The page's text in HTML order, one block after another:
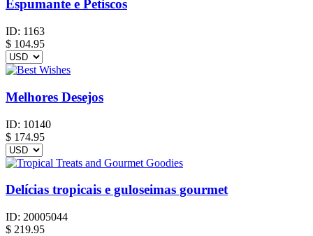
Espumante e Petiscos
ID: 1163
$ 104.95
Melhores Desejos
ID: 10140
$ 174.95
Delícias tropicais e guloseimas gourmet
ID: 20005044
$ 219.95